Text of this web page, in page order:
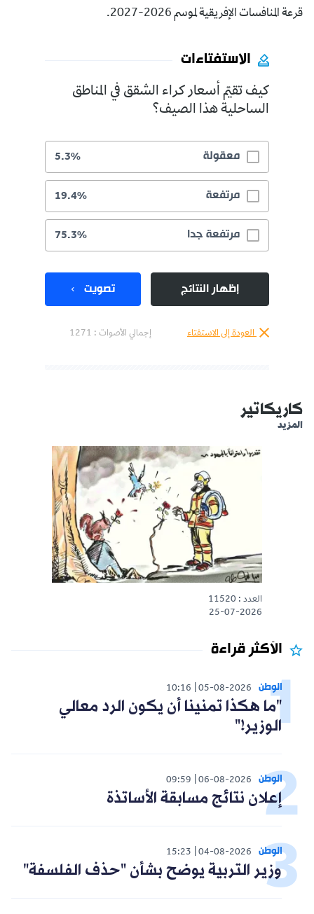
قرعة المنافسات الإفريقية لموسم 2026-2027.
الاستفتاءات
كيف تقيّم أسعار كراء الشقق في المناطق
الساحلية هذا الصيف؟
معقولة 5.3%
مرتفعة 19.4%
مرتفعة جدا 75.3%
إظهار النتائج تصويت
العودة إلى الاستفتاء إجمالي الأصوات : 1271
كاريكاتير
المزيد
العدد : 11520
25-07-2026
الأكثر قراءة
الوطن 05-08-2026
10:16
"ما هكذا تمنينا أن يكون الرد معالي
الوزير!"
الوطن 06-08-2026
09:59
إعلان نتائج مسابقة الأساتذة
الوطن 04-08-2026
15:23
وزير التربية يوضح بشأن "حذف الفلسفة"